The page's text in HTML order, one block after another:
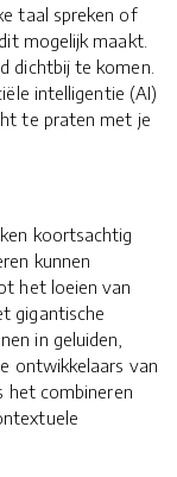
taal spreken of
mogelijk maakt.
dichtbij te komen.
intelligentie (AI)
te praten met je
koortsachtig
kunnen
het loeien van
gigantische
in geluiden,
ontwikkelaars van
het combineren